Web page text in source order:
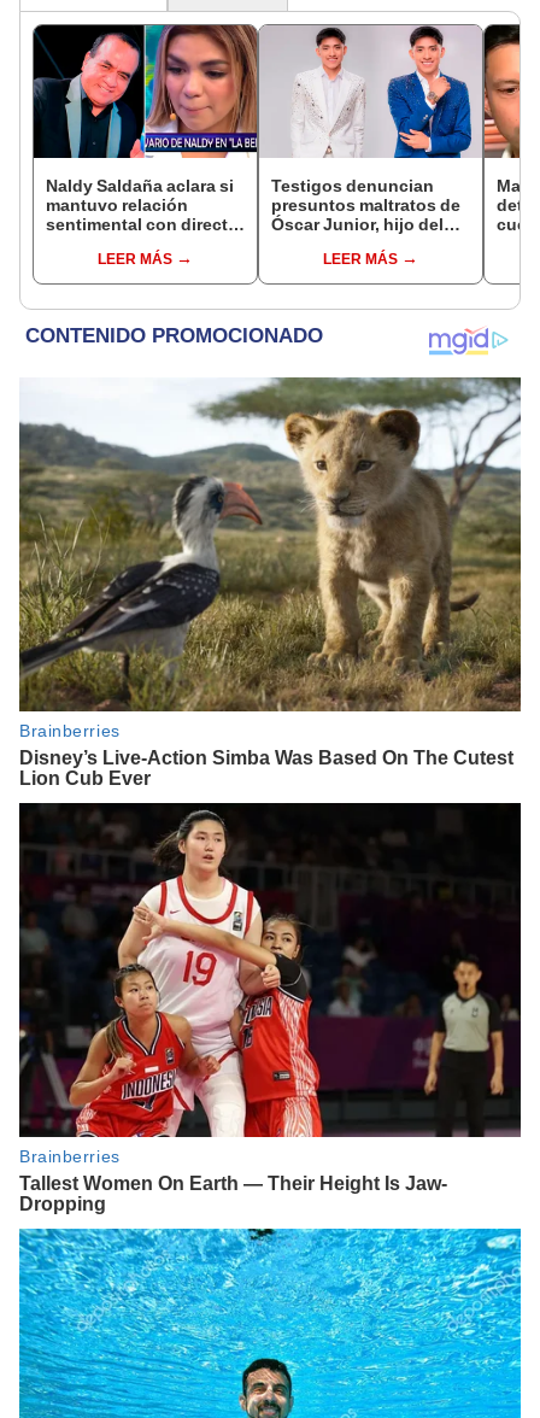
Naldy Saldaña aclara si
mantuvo relación
sentimental con director
denunciarlo por
tocamientos: “Me
LEER MÁS
Testigos denuncian
presuntos maltratos de
Óscar Junior, hijo del
"Humilla a los demás"
LEER MÁS